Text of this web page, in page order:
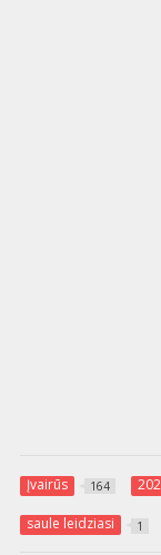
Įvairūs 164
saule leidziasi 1